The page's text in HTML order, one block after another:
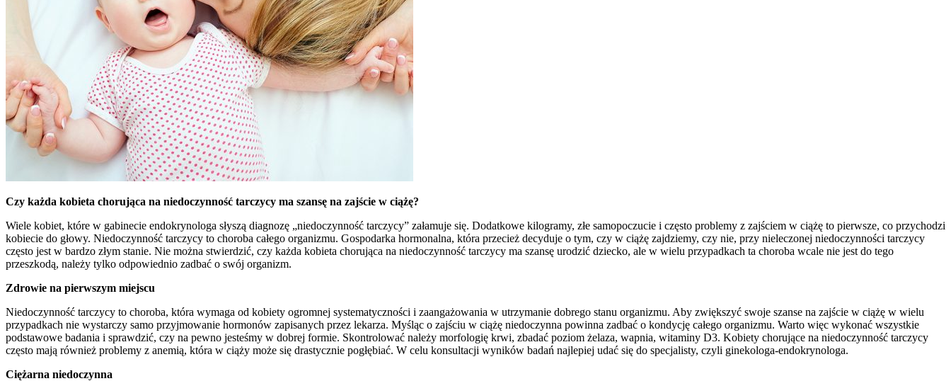
Czy każda kobieta chorująca na niedoczynność tarczycy ma szansę na zajście w ciążę?
Wiele kobiet, które w gabinecie endokrynologa słyszą diagnozę „niedoczynność tarczycy” załamuje się. Dodatkowe kilogramy, złe samopoczucie i często problemy z zajściem w ciążę to pierwsze, co przychodzi
kobiecie do głowy. Niedoczynność tarczycy to choroba całego organizmu. Gospodarka hormonalna, która przecież decyduje o tym, czy w ciążę zajdziemy, czy nie, przy nieleczonej niedoczynności tarczycy
często jest w bardzo złym stanie. Nie można stwierdzić, czy każda kobieta chorująca na niedoczynność tarczycy ma szansę urodzić dziecko, ale w wielu przypadkach ta choroba wcale nie jest do tego
przeszkodą, należy tylko odpowiednio zadbać o swój organizm.
Zdrowie na pierwszym miejscu
Niedoczynność tarczycy to choroba, która wymaga od kobiety ogromnej systematyczności i zaangażowania w utrzymanie dobrego stanu organizmu. Aby zwiększyć swoje szanse na zajście w ciążę w wielu
przypadkach nie wystarczy samo przyjmowanie hormonów zapisanych przez lekarza. Myśląc o zajściu w ciążę niedoczynna powinna zadbać o kondycję całego organizmu. Warto więc wykonać wszystkie
podstawowe badania i sprawdzić, czy na pewno jesteśmy w dobrej formie. Skontrolować należy morfologię krwi, zbadać poziom żelaza, wapnia, witaminy D3. Kobiety chorujące na niedoczynność tarczycy
często mają również problemy z anemią, która w ciąży może się drastycznie pogłębiać. W celu konsultacji wyników badań najlepiej udać się do specjalisty, czyli ginekologa-endokrynologa.
Ciężarna niedoczynna